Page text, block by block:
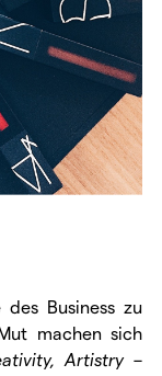
Business zu
machen sich
Artistry–